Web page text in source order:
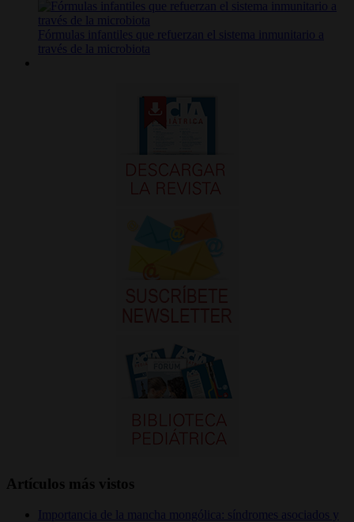
Fórmulas infantiles que refuerzan el sistema inmunitario a
través de la microbiota
Artículos más vistos
Importancia de la mancha mongólica: síndromes asociados y